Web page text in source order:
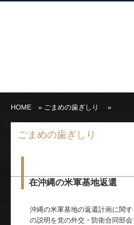
HOME » ごまめの歯ぎしり »
ごまめの歯ぎしり
在沖縄の米軍基地返還
沖縄の米軍基地の返還計画に関
の説明を党の外交・防衛合同部